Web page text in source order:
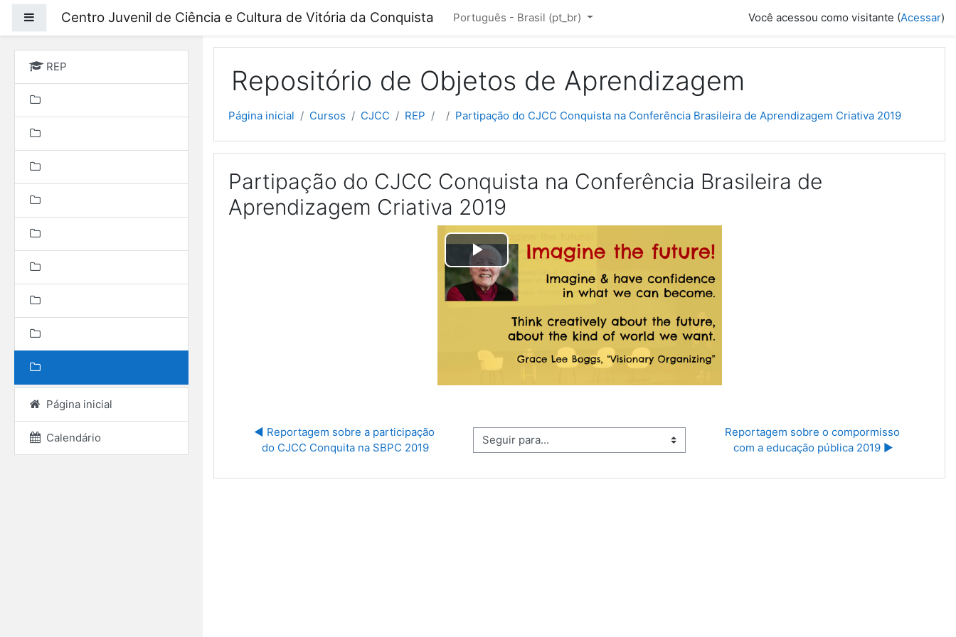
Painel lateral
Centro Juvenil de Ciência e Cultura de Vitória da Conquista Português - Brasil ‎(pt_br)‎ Você acessou como visitante (Acessar)
REP
Página inicial
Calendário
Repositório de Objetos de Aprendizagem
Página inicial Cursos CJCC REP Partipação do CJCC Conquista na Conferência Brasileira de Aprendizagem Criativa 2019
Partipação do CJCC Conquista na Conferência Brasileira de
Aprendizagem Criativa 2019
Tocar
Vídeo
◀︎ Reportagem sobre a participação
do CJCC Conquita na SBPC 2019
Seguir para...
Reportagem sobre o compormisso
com a educação pública 2019 ▶︎